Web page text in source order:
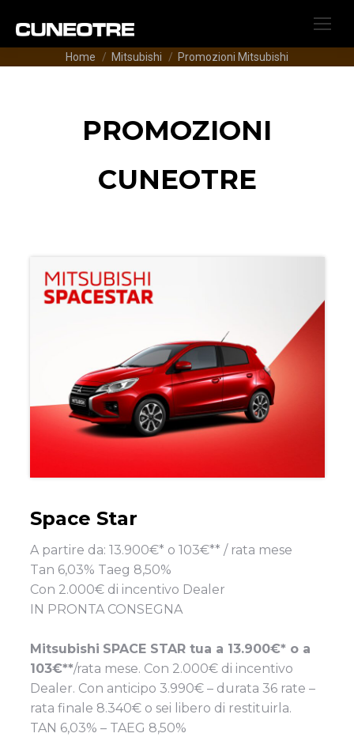
Tu sei qui:
Home Mitsubishi Promozioni Mitsubishi
PROMOZIONI
CUNEOTRE
Space Star
A partire da: 13.900€* o 103€** / rata mese
Tan 6,03% Taeg 8,50%
Con 2.000€ di incentivo Dealer
IN PRONTA CONSEGNA
Mitsubishi SPACE STAR tua a 13.900€* o a
103€**/rata mese. Con 2.000€ di incentivo
Dealer. Con anticipo 3.990€ – durata 36 rate –
rata finale 8.340€ o sei libero di restituirla.
TAN 6,03% – TAEG 8,50%